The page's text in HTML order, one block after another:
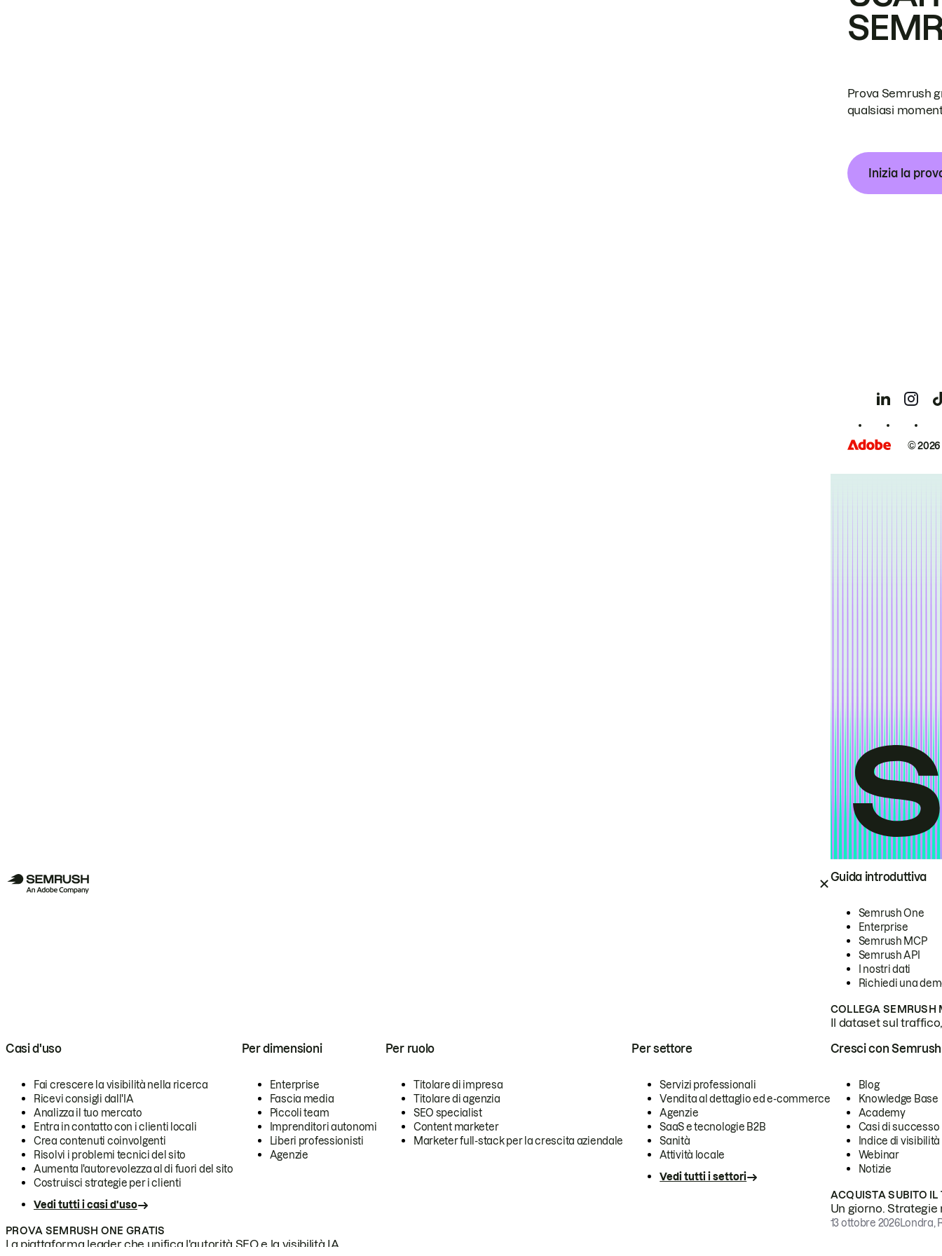
Guida introduttiva
Semrush One
Enterprise
Semrush MCP
Semrush API
I nostri dati
Richiedi una
COLLEGA SEMRUSH
Il dataset sul
Casi d'uso
Fai crescere la visibilità nella ricerca
Ricevi consigli dall'IA
Analizza il tuo mercato
Entra in contatto con i clienti locali
Crea contenuti coinvolgenti
Risolvi i problemi tecnici del sito
Aumenta l'autorevolezza al di fuori del sito
Costruisci strategie per i clienti
Vedi tutti i casi d'uso
Per dimensioni
Enterprise
Fascia media
Piccoli team
Imprenditori autonomi
Liberi professionisti
Agenzie
Per ruolo
Titolare di impresa
Titolare di agenzia
SEO specialist
Content marketer
Marketer full-stack per la crescita aziendale
Per settore
Servizi professionali
Vendita al dettaglio ed e-commerce
Agenzie
SaaS e tecnologie B2B
Sanità
Attività locale
Vedi tutti i settori
PROVA SEMRUSH ONE GRATIS
La piattaforma leader che unifica l'autorità SEO e la visibilità IA.
Cresci con Semrush
Blog
Knowledge Base
Academy
Casi di successo
Indice di visibilità
Webinar
Notizie
ACQUISTA SUBITO IL
Un giorno.
13 ottobre 2026Londra,
Prova Semrush
qualsiasi
Inizia la
©